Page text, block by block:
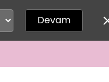
Devam